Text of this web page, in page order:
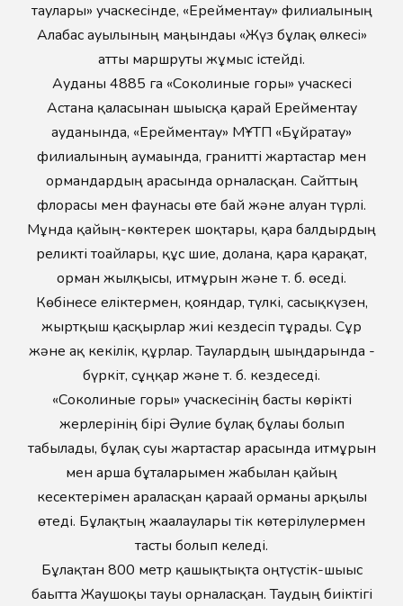
таулары» учаскесінде, «Ерейментау» филиалының
Алғабас ауылының маңындағы «Жүз бұлақ өлкесі»
атты маршруты жұмыс істейді.
Ауданы 4885 га «Соколиные горы» учаскесі
Астана қаласынан шығысқа қарай Ерейментау
ауданында, «Ерейментау» МҰТП «Бұйратау»
филиалының аумағында, гранитті жартастар мен
ормандардың арасында орналасқан. Сайттың
флорасы мен фаунасы өте бай және алуан түрлі.
Мұнда қайың-көктерек шоқтары, қара балдырдың
реликті тоғайлары, құс шие, долана, қара қарақат,
орман жылқысы, итмұрын және т. б. өседі.
Көбінесе еліктермен, қояндар, түлкі, сасықкүзен,
жыртқыш қасқырлар жиі кездесіп тұрады. Сұр
және ақ кекілік, құрлар. Таулардың шыңдарында -
бүркіт, сұңқар және т. б. кездеседі.
«Соколиные горы» учаскесінің басты көрікті
жерлерінің бірі Әулие бұлақ бұлағы болып
табылады, бұлақ суы жартастар арасында итмұрын
мен арша бұталарымен жабылған қайың
кесектерімен араласқан қарағай орманы арқылы
өтеді. Бұлақтың жағалаулары тік көтерілулермен
тасты болып келеді.
Бұлақтан 800 метр қашықтықта оңтүстік-шығыс
бағытта Жаушоқы тауы орналасқан. Таудың биіктігі